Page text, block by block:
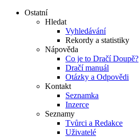
Ostatní
Hledat
Vyhledávání
Rekordy a statistiky
Nápověda
Co je to Dračí Doupě?
Dračí manuál
Otázky a Odpovědi
Kontakt
Seznamka
Inzerce
Seznamy
Tvůrci a Redakce
Uživatelé